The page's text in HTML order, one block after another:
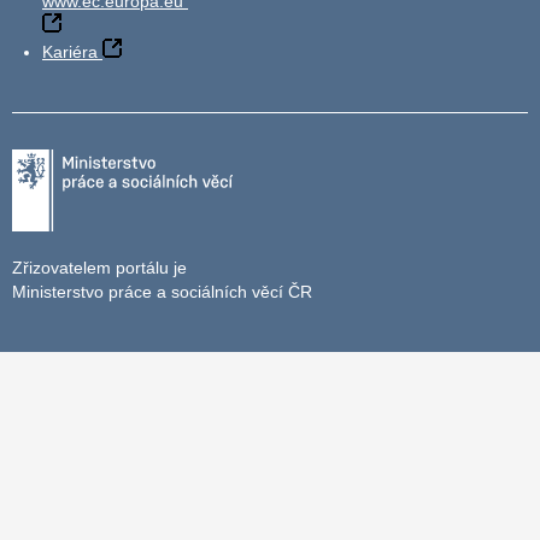
Kariéra
Zřizovatelem portálu je
Ministerstvo práce a sociálních věcí ČR